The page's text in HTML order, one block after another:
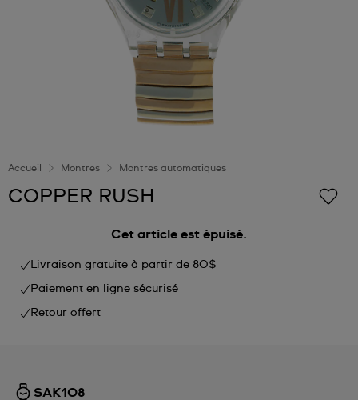
Accueil Montres Montres automatiques
COPPER RUSH
Cet article est épuisé.
Livraison gratuite à partir de 80$
Paiement en ligne sécurisé
Retour offert
SAK108